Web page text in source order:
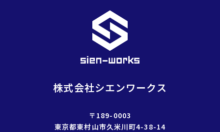
株式会社シエンワークス
〒189-0003
東京都東村山市久米川町4-38-14